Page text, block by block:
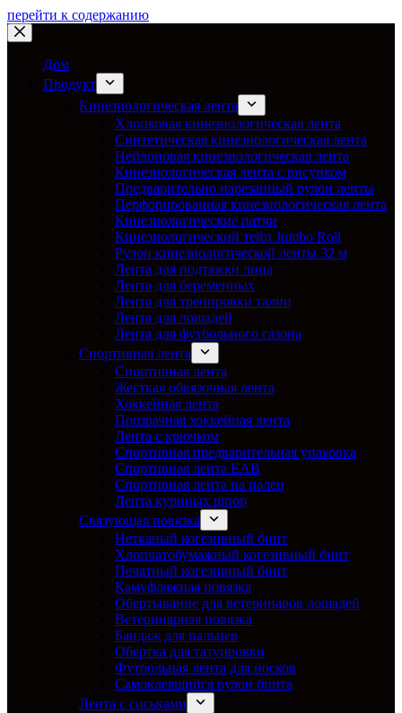
перейти к содержанию
Дом
Продукт
Кинезиологическая лента
Хлопковая кинезиологическая лента
Синтетическая кинезиологическая лента
Нейлоновая кинезиологическая лента
Кинезиологическая лента с рисунком
Предварительно нарезанный рулон ленты
Перфорированная кинезиологическая лента
Кинезиологические патчи
Кинезиологический тейп Jumbo Roll
Рулон кинезиологической ленты 32 м
Лента для подтяжки лица
Лента для беременных
Лента для тренировки талии
Лента для лошадей
Лента для футбольного газона
Спортивная лента
Спортивная лента
Жесткая обвязочная лента
Хоккейная лента
Прозрачная хоккейная лента
Лента с крючком
Спортивная предварительная упаковка
Спортивная лента EAB
Спортивная лента на палец
Лента куриных шпор
Связующая повязка
Нетканый когезивный бинт
Хлопчатобумажный когезивный бинт
Печатный когезивный бинт
Камуфляжная повязка
Обертывание для ветеринаров лошадей
Ветеринарная повязка
Бандаж для пальцев
Обертка для татуировки
Футбольная лента для носков
Самоклеящийся рулон бинта
Лента с сиськами